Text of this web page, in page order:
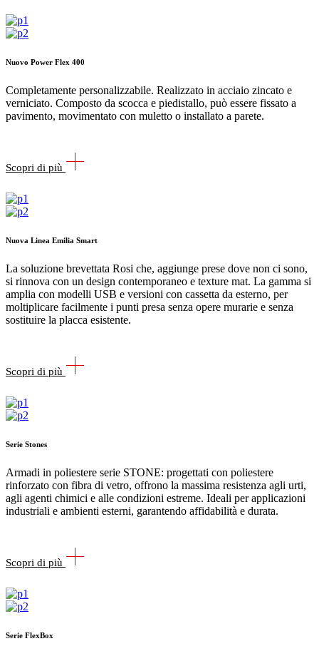
Nuovo Power Flex 400
Completamente personalizzabile. Realizzato in acciaio zincato e
verniciato. Composto da scocca e piedistallo, può essere fissato a
pavimento, movimentato con muletto o installato a parete.
Scopri di più
Nuova Linea Emilia Smart
La soluzione brevettata Rosi che, aggiunge prese dove non ci sono,
si rinnova con un design contemporaneo e texture mat. La gamma si
amplia con modelli USB e versioni con cassetta da esterno, per
moltiplicare facilmente i punti presa senza opere murarie e senza
sostituire la placca esistente.
Scopri di più
Serie Stones
Armadi in poliestere serie STONE: progettati con poliestere
rinforzato con fibra di vetro, offrono la massima resistenza agli urti,
agli agenti chimici e alle condizioni estreme. Ideali per applicazioni
industriali e ambienti esterni, garantendo affidabilità e durata.
Scopri di più
Serie FlexBox